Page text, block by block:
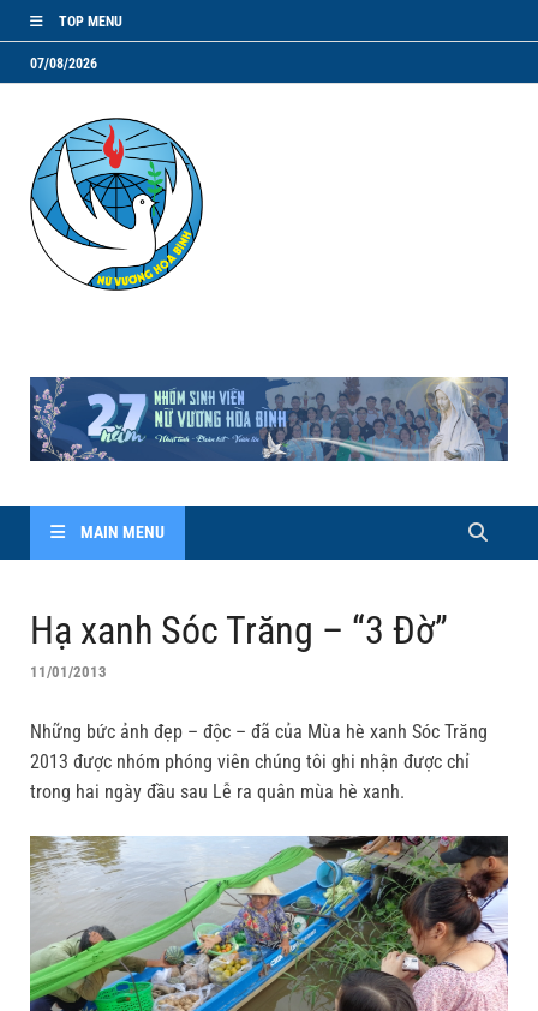
TOP MENU
07/08/2026
MAIN MENU
Hạ xanh Sóc Trăng – “3 Đờ”
11/01/2013
Những bức ảnh đẹp – độc – đã của Mùa hè xanh Sóc Trăng
2013 được nhóm phóng viên chúng tôi ghi nhận được chỉ
trong hai ngày đầu sau Lễ ra quân mùa hè xanh.